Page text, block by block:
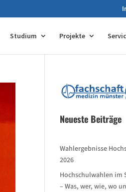
Studium Projekte
Neueste Beiträge
Wahlergebnisse
2026
Hochschulwahlen im
– Was, wer, wie, wo